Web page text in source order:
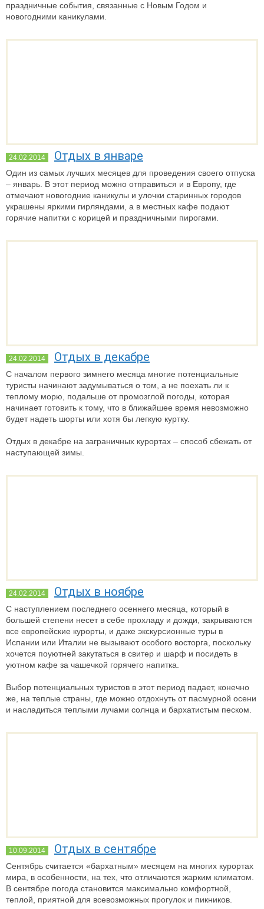
праздничные события, связанные с Новым Годом и
новогодними каникулами.
24.02.2014 Отдых в январе
Один из самых лучших месяцев для проведения своего отпуска
– январь. В этот период можно отправиться и в Европу, где
отмечают новогодние каникулы и улочки старинных городов
украшены яркими гирляндами, а в местных кафе подают
горячие напитки с корицей и праздничными пирогами.
24.02.2014 Отдых в декабре
С началом первого зимнего месяца многие потенциальные
туристы начинают задумываться о том, а не поехать ли к
теплому морю, подальше от промозглой погоды, которая
начинает готовить к тому, что в ближайшее время невозможно
будет надеть шорты или хотя бы легкую куртку.
Отдых в декабре на заграничных курортах – способ сбежать от
наступающей зимы.
24.02.2014 Отдых в ноябре
С наступлением последнего осеннего месяца, который в
большей степени несет в себе прохладу и дожди, закрываются
все европейские курорты, и даже экскурсионные туры в
Испании или Италии не вызывают особого восторга, поскольку
хочется поуютней закутаться в свитер и шарф и посидеть в
уютном кафе за чашечкой горячего напитка.
Выбор потенциальных туристов в этот период падает, конечно
же, на теплые страны, где можно отдохнуть от пасмурной осени
и насладиться теплыми лучами солнца и бархатистым песком.
10.09.2014 Отдых в сентябре
Сентябрь считается «бархатным» месяцем на многих курортах
мира, в особенности, на тех, что отличаются жарким климатом.
В сентябре погода становится максимально комфортной,
теплой, приятной для всевозможных прогулок и пикников.